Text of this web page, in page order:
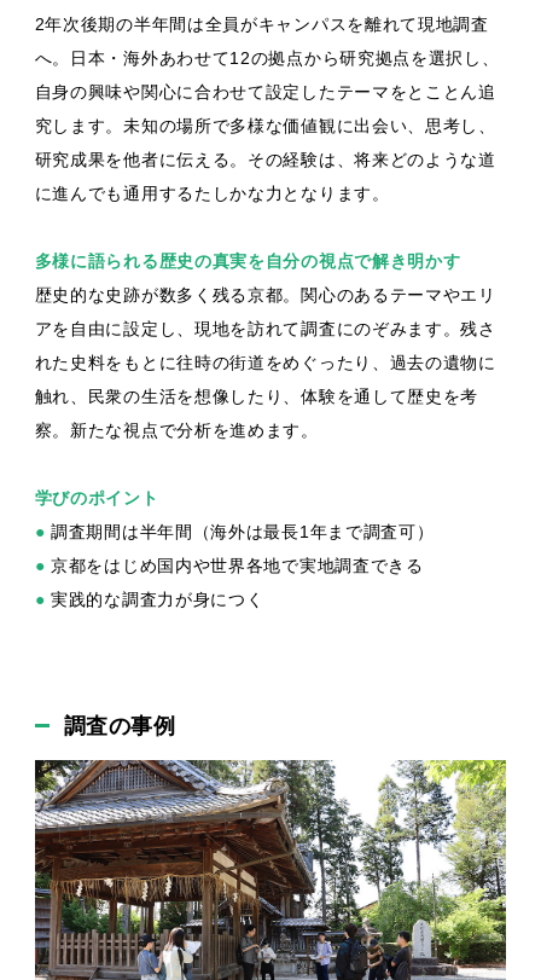
2年次後期の半年間は全員がキャンパスを離れて現地調査
へ。日本・海外あわせて12の拠点から研究拠点を選択し、
自身の興味や関心に合わせて設定したテーマをとことん追
究します。未知の場所で多様な価値観に出会い、思考し、
研究成果を他者に伝える。その経験は、将来どのような道
に進んでも通用するたしかな力となります。
多様に語られる歴史の真実を自分の視点で解き明かす
歴史的な史跡が数多く残る京都。関心のあるテーマやエリ
アを自由に設定し、現地を訪れて調査にのぞみます。残さ
れた史料をもとに往時の街道をめぐったり、過去の遺物に
触れ、民衆の生活を想像したり、体験を通して歴史を考
察。新たな視点で分析を進めます。
学びのポイント
●調査期間は半年間（海外は最長1年まで調査可）
● 京都をはじめ国内や世界各地で実地調査できる
● 実践的な調査力が身につく
調査の事例